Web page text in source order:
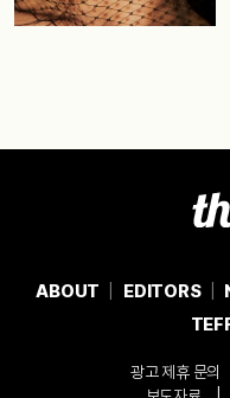
ABOUT EDITORS
광고 제휴 문의